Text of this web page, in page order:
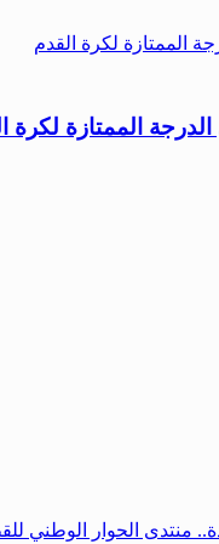
الممتازة لكرة